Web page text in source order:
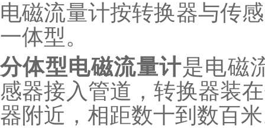
电磁流量计按转换器与传
一体型。
分体型电磁流量计是电磁
感器接入管道，转换器装
器附近，相距数十到数百